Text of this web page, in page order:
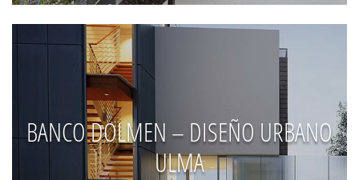
BANCO DOLMEN – DISEÑO URBANO
ULMA